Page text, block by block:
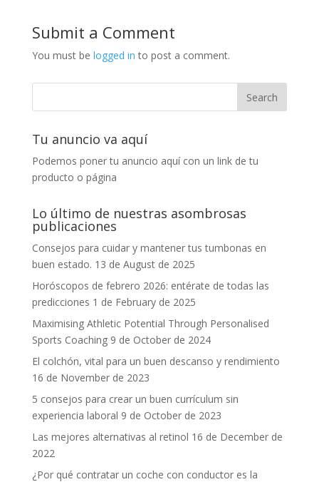
Submit a Comment
You must be logged in to post a comment.
Tu anuncio va aquí
Podemos poner tu anuncio aquí con un link de tu
producto o página
Lo último de nuestras asombrosas
publicaciones
Consejos para cuidar y mantener tus tumbonas en
buen estado. 13 de August de 2025
Horóscopos de febrero 2026: entérate de todas las
predicciones 1 de February de 2025
Maximising Athletic Potential Through Personalised
Sports Coaching 9 de October de 2024
El colchón, vital para un buen descanso y rendimiento
16 de November de 2023
5 consejos para crear un buen currículum sin
experiencia laboral 9 de October de 2023
Las mejores alternativas al retinol 16 de December de
2022
¿Por qué contratar un coche con conductor es la